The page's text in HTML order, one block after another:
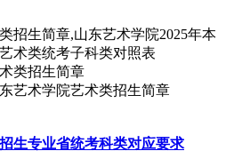
招生简章,山东艺术学院2025年本
术类统考子科类对照表
艺术学院艺术类招生简章
生专业省统考科类对应要求